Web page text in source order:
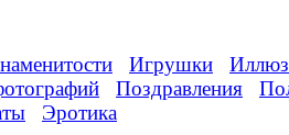
Игрушки
Поздравления
Эротика